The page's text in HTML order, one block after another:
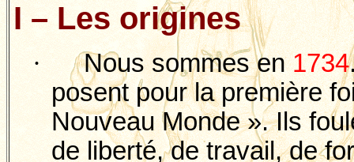
I – Les origines
· Nous sommes en1734
posent pour la première
Nouveau Monde ». Ils
de liberté, de travail, de